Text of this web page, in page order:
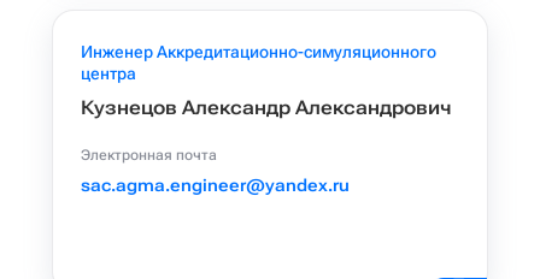
Инженер Аккредитационно-симуляционного
центра
Кузнецов Александр Александрович
Электронная почта
sac.agma.engineer@yandex.ru